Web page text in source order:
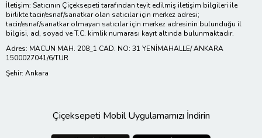
İletişim: Satıcının Çiçeksepeti tarafından teyit edilmiş iletişim bilgileri ile
birlikte tacir/esnaf/sanatkar olan satıcılar için merkez adresi;
tacir/esnaf/sanatkar olmayan satıcılar için merkez adresinin bulunduğu il
bilgisi, ad, soyad ve T.C. kimlik numarası kayıt altında bulunmaktadır.
Adres: MACUN MAH. 208_1 CAD. NO: 31 YENİMAHALLE/ ANKARA
1500027041/6/TUR
Şehir: Ankara
Çiçeksepeti Mobil Uygulamamızı İndirin